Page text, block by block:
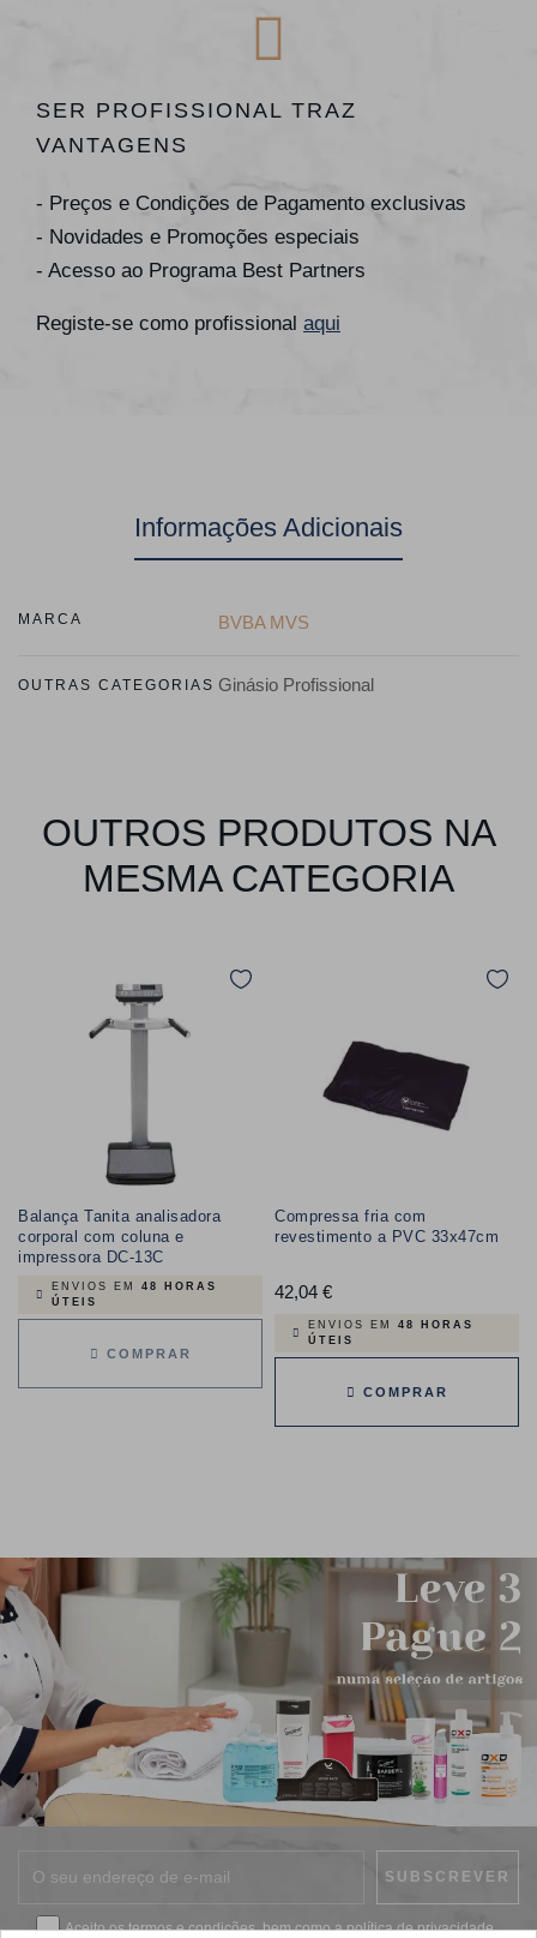
SER PROFISSIONAL TRAZ
VANTAGENS
- Preços e Condições de Pagamento exclusivas
- Novidades e Promoções especiais
- Acesso ao Programa Best Partners
Registe-se como profissional aqui
Informações Adicionais
MARCA BVBA MVS
OUTRAS CATEGORIAS Ginásio Profissional
OUTROS PRODUTOS NA
MESMA CATEGORIA
Balança Tanita analisadora
corporal com coluna e
impressora DC-13C
ENVIOS EM 48 HORAS
ÚTEIS
COMPRAR
Compressa fria com
revestimento a PVC 33x47cm
42,04 €Preço
ENVIOS EM 48 HORAS
ÚTEIS
COMPRAR
Aceito ostermos e condições, bem como apolítica de privacidade.